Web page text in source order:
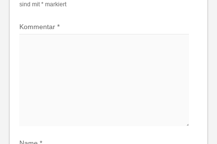
sind mit* markiert
Kommentar *